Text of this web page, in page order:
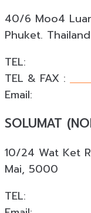
40/6 Moo4
Phuket.
TEL:
TEL & FAX :
Email:
SOLUMAT
10/24 Wat Ket
Mai, 5000
TEL: